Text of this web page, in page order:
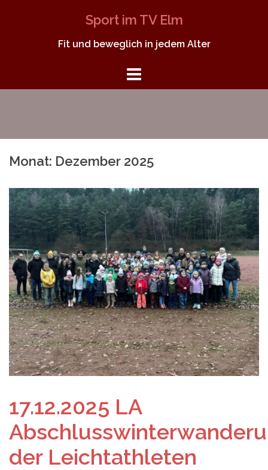
Sport im TV Elm
Fit und beweglich in jedem Alter
Monat: Dezember 2025
17.12.2025 LA
der Leichtathleten